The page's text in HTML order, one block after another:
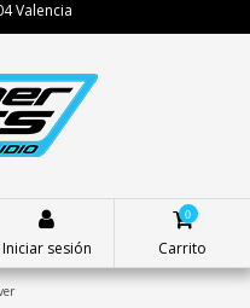
Valencia
Iniciar sesión
0
Carrito